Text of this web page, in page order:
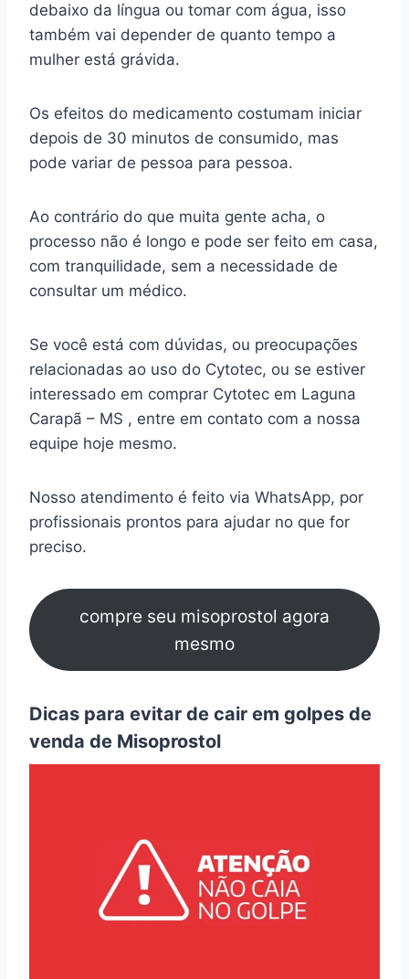
debaixo da língua ou tomar com água, isso
também vai depender de quanto tempo a
mulher está grávida.
Os efeitos do medicamento costumam iniciar
depois de 30 minutos de consumido, mas
pode variar de pessoa para pessoa.
Ao contrário do que muita gente acha, o
processo não é longo e pode ser feito em casa,
com tranquilidade, sem a necessidade de
consultar um médico.
Se você está com dúvidas, ou preocupações
relacionadas ao uso do Cytotec, ou se estiver
interessado em comprar Cytotec em Laguna
Carapã – MS , entre em contato com a nossa
equipe hoje mesmo.
Nosso atendimento é feito via WhatsApp, por
profissionais prontos para ajudar no que for
preciso.
compre seu misoprostol agora
mesmo
Dicas para evitar de cair em golpes de
venda de Misoprostol